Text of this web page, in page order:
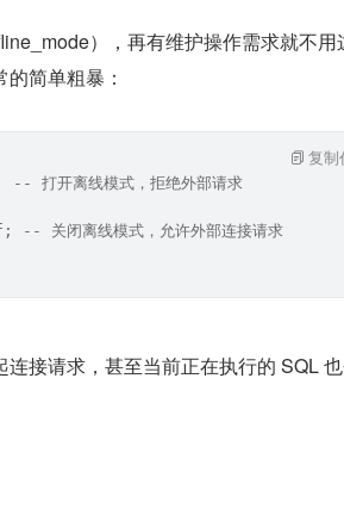
），再有维护操作需求就不用
简单粗暴：
开离线模式，拒绝外部请求
闭离线模式，允许外部连接请求
复制
接请求，甚至当前正在执行的 SQL